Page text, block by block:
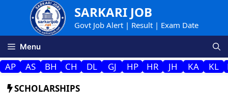
SARKARI JOB
Govt Job Alert | Result | Exam Date
Menu
AP AS BH CH DL GJ HP HR JH KA KL
SCHOLARSHIPS